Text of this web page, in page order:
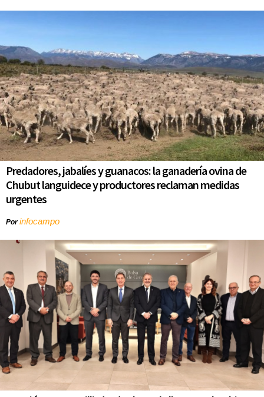
Predadores, jabalíes y guanacos: la ganadería ovina de
Chubut languidece y productores reclaman medidas
urgentes
Porinfocampo